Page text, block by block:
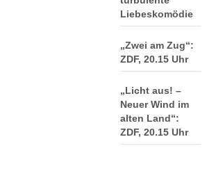
Liebeskomödie
„Zwei am Zug“:
ZDF, 20.15 Uhr
„Licht aus! –
Neuer Wind im
alten Land“:
ZDF, 20.15 Uhr